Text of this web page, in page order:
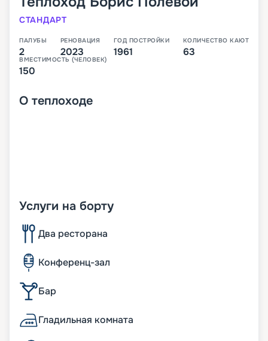
СТАНДАРТ
ПАЛУБЫ
2
РЕНОВАЦИЯ
2023
ГОД ПОСТРОЙКИ
1961
КОЛИЧЕСТВО КАЮТ
63
ВМЕСТИМОСТЬ (ЧЕЛОВЕК)
150
О теплоходе
Услуги на борту
Два ресторана
Конференц-зал
Бар
Гладильная комната